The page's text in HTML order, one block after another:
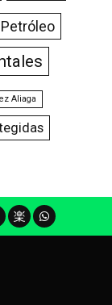
Petróleo
Aliaga